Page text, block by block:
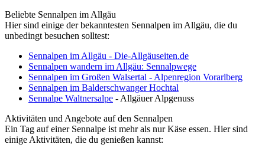
Beliebte Sennalpen im Allgäu
Hier sind einige der bekanntesten Sennalpen im Allgäu, die du
unbedingt besuchen solltest:
Sennalpen im Allgäu - Die-Allgäuseiten.de
Sennalpen wandern im Allgäu: Sennalpwege
Sennalpen im Großen Walsertal - Alpenregion Vorarlberg
Sennalpen im Balderschwanger Hochtal
Sennalpe Waltnersalpe - Allgäuer Alpgenuss
Aktivitäten und Angebote auf den Sennalpen
Ein Tag auf einer Sennalpe ist mehr als nur Käse essen. Hier sind
einige Aktivitäten, die du genießen kannst: